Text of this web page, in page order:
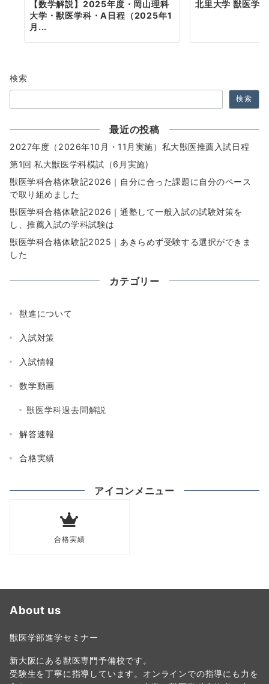
【数学解説】2025年度・岡山理科
大学・獣医学科・A日程（2025年1
月...
北里大学 獣医学
検索
検索
最近の投稿
2027年度（2026年10月・11月実施）私大獣医推薦入試日程
第1回 私大獣医学科模試（6月実施)
獣医学科合格体験記2026｜自分に合った課題に自分のペース
で取り組めました
獣医学科合格体験記2026｜通塾して一般入試の試験対策を
し、推薦入試の学科試験は
獣医学科合格体験記2025｜あきらめず受験する選択ができま
した
カテゴリー
獣進について
入試対策
入試情報
数学動画
獣医学科過去問解説
解答速報
合格実績
アイコンメニュー
合格実績
About us
獣医学部進学セミナー
新大阪にある獣医専門予備校です。
受験生を丁寧に指導しています。オンラインでの指導にも力を